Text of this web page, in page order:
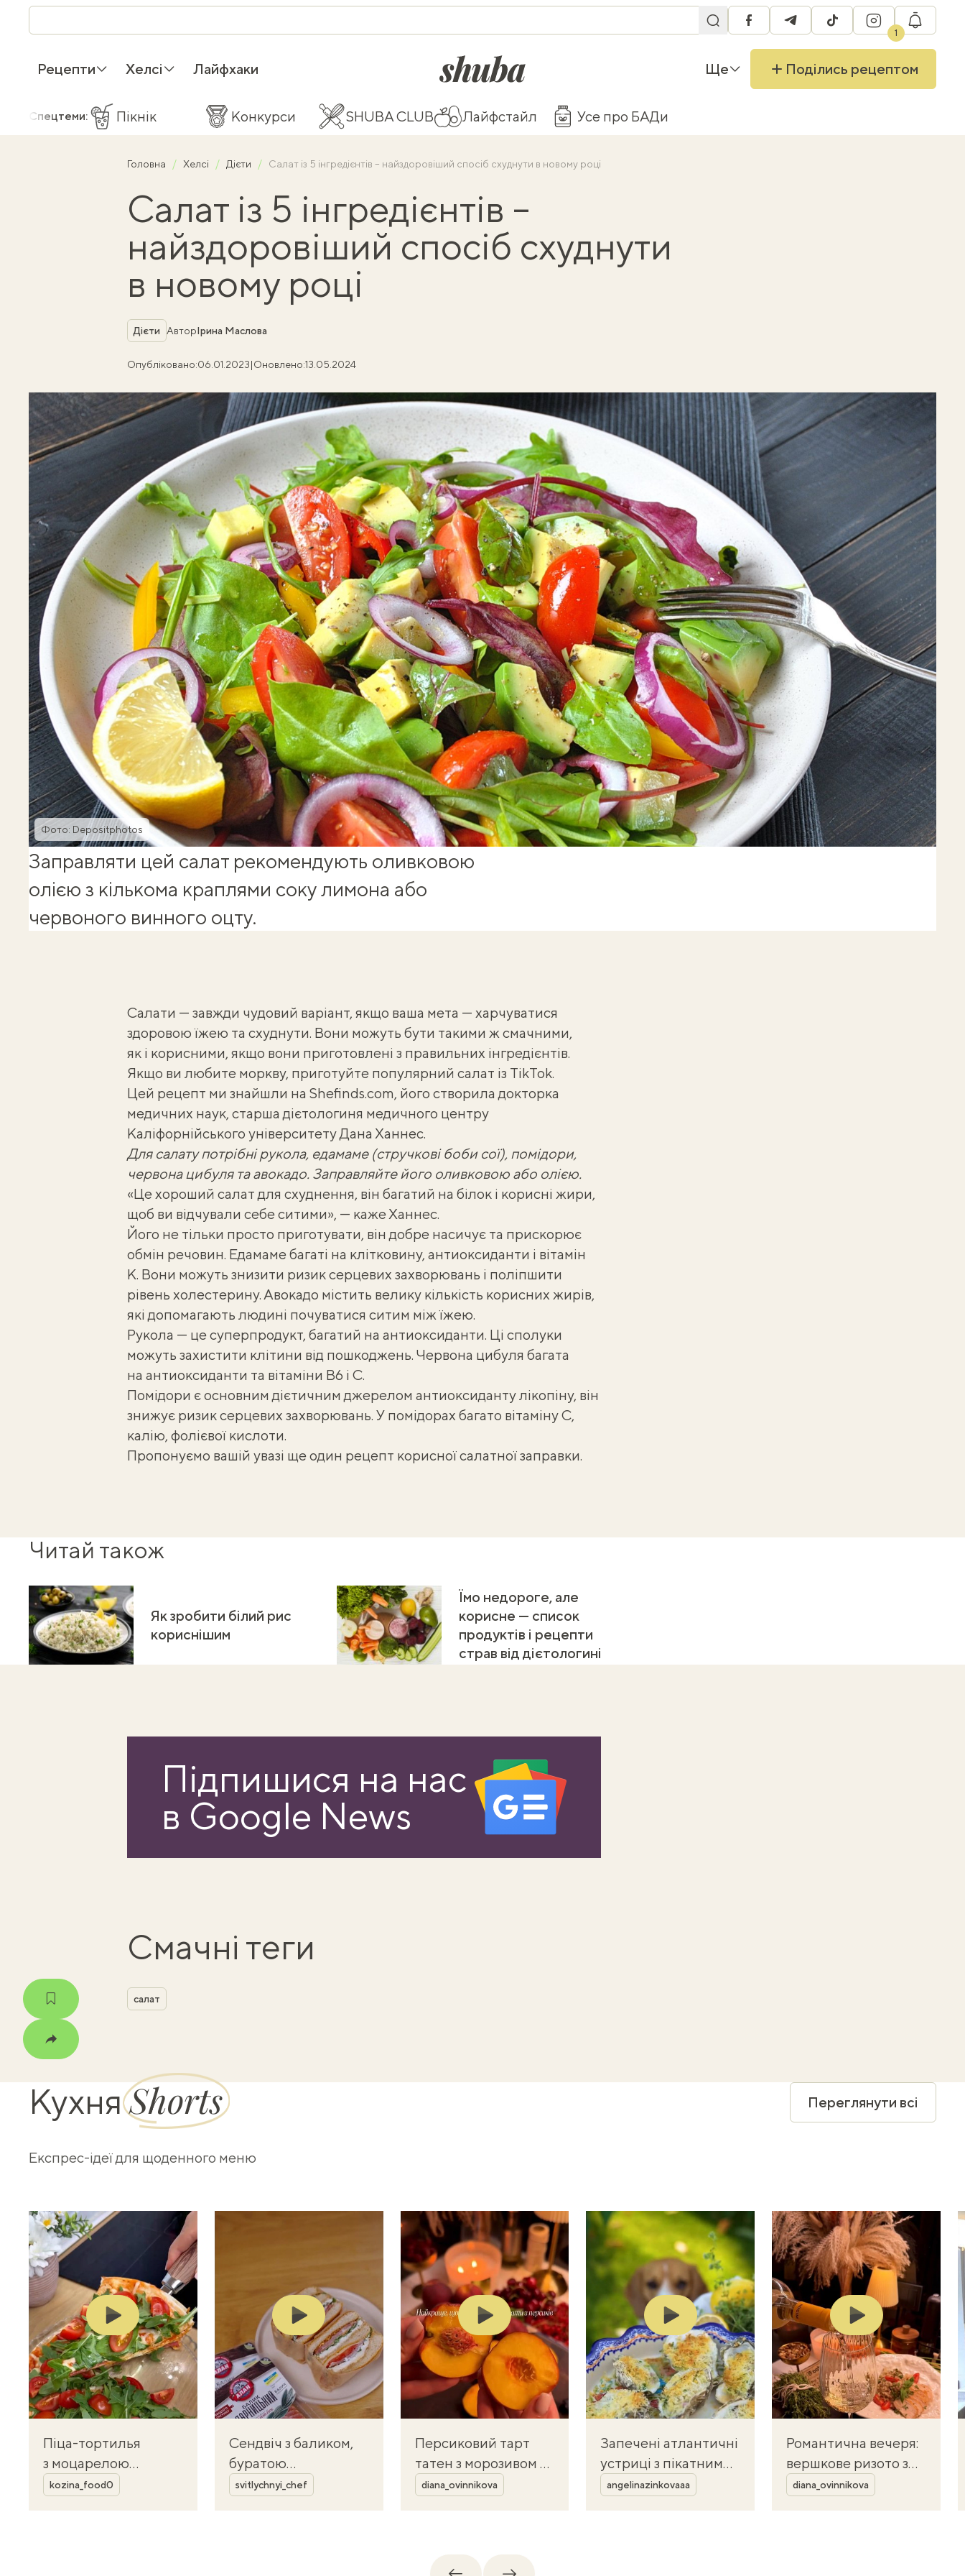
facebooktelegramtiktok instagram
1
Рецепти Хелсі Лайфхаки shuba.life Ще Поділись рецептом
Спецтеми: Пікнік Конкурси SHUBA CLUB Лайфстайл Усе про БАДи
Головна Хелсі Дієти Салат із 5 інгредієнтів – найздоровіший спосіб схуднути в новому році
Салат із 5 інгредієнтів –
найздоровіший спосіб схуднути
в новому році
Рубрика
Дієти АвторІрина Маслова
Опубліковано:06.01.2023|Оновлено:13.05.2024
Фото: Depositphotos
Заправляти цей салат рекомендують оливковою
олією з кількома краплями соку лимона або
червоного винного оцту.
Салати — завжди чудовий варіант, якщо ваша мета — харчуватися
здоровою їжею та схуднути. Вони можуть бути такими ж смачними,
як і корисними, якщо вони приготовлені з правильних інгредієнтів.
Якщо ви любите моркву, приготуйте популярний салат із TikTok.
Цей рецепт ми знайшли на Shefinds.com, його створила докторка
медичних наук, старша дієтологиня медичного центру
Каліфорнійського університету Дана Ханнес.
Для салату потрібні рукола, едамаме (стручкові боби сої), помідори,
червона цибуля та авокадо. Заправляйте його оливковою або олією.
«Це хороший салат для схуднення, він багатий на білок і корисні жири,
щоб ви відчували себе ситими», — каже Ханнес.
Його не тільки просто приготувати, він добре насичує та прискорює
обмін речовин. Едамаме багаті на клітковину, антиоксиданти і вітамін
К. Вони можуть знизити ризик серцевих захворювань і поліпшити
рівень холестерину. Авокадо містить велику кількість корисних жирів,
які допомагають людині почуватися ситим між їжею.
Рукола — це суперпродукт, багатий на антиоксиданти. Ці сполуки
можуть захистити клітини від пошкоджень. Червона цибуля багата
на антиоксиданти та вітаміни B6 і C.
Помідори є основним дієтичним джерелом антиоксиданту лікопіну, він
знижує ризик серцевих захворювань. У помідорах багато вітаміну С,
калію, фолієвої кислоти.
Пропонуємо вашій увазі ще один рецепт корисної салатної заправки.
Читай також
Як зробити білий рис
кориснішим
Їмо недороге, але
корисне — список
продуктів і рецепти
страв від дієтологині
Підпишися на нас
в Google News
Смачні теги
салат
СкопіюватиFacebookTelegram
КухняShorts
Експрес-ідеї для щоденного меню
Переглянути всі
Play
Піца-тортилья
з моцарелою
і ковбасою —
Автор
kozina_food0
Play
Сендвіч з баликом,
буратою
і томатами —
Автор
svitlychnyi_chef
Play
Персиковий тарт
татен з морозивом —
карамельний десерт
Автор
diana_ovinnikova
Play
Запечені атлантичні
устриці з пікатним
маслом і хрусткою
Автор
angelinazinkovaaa
Play
Романтична вечеря:
вершкове ризото з
куркою і білим
Автор
diana_ovinnikova